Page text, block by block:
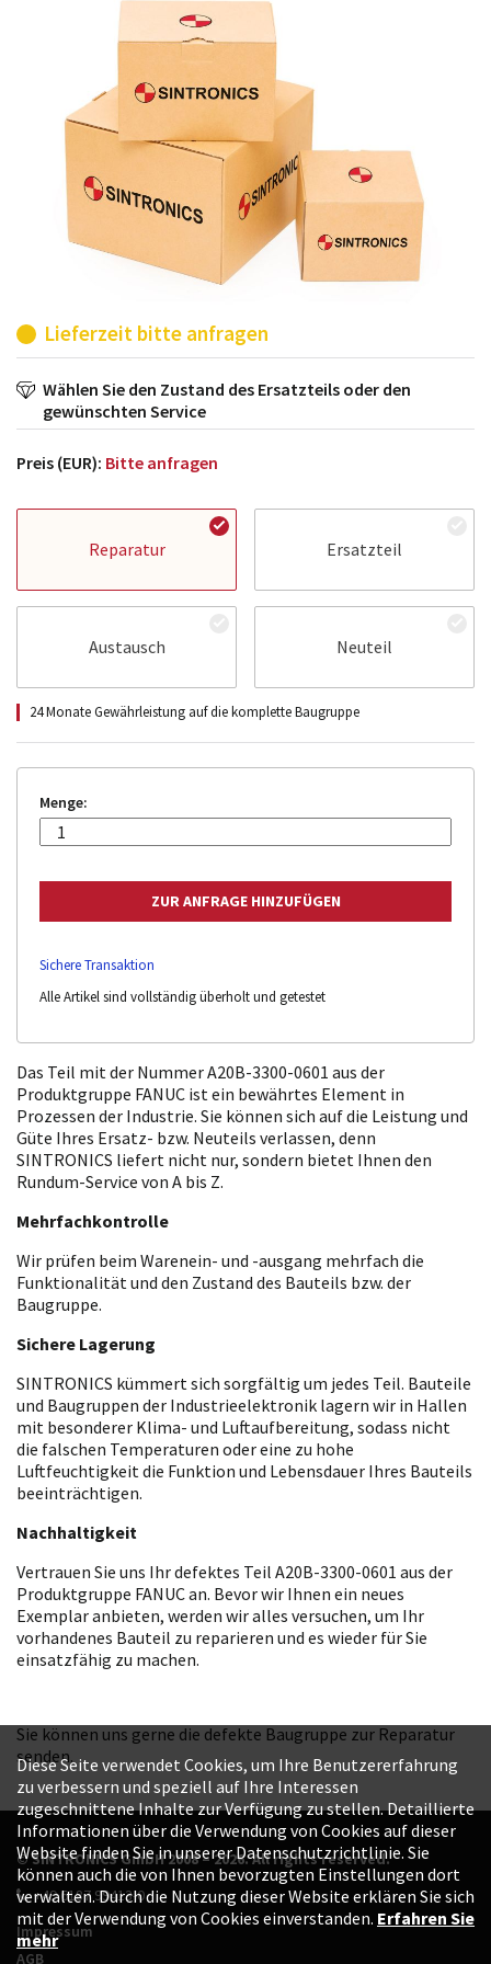
möglich. SINTRONICS ist dann ihr Partner, der
entweder die alten Baugruppen technisch hochwertig
repariert oder ihnen die abgekündigten Baugruppen
aus dem eigenen Lager ersetzt.
Lieferzeit bitte anfragen
Wählen Sie den Zustand des Ersatzteils oder den
gewünschten Service
Preis (EUR): Bitte anfragen
Reparatur Ersatzteil
Austausch Neuteil
24 Monate Gewährleistung auf die komplette Baugruppe
Menge:
Sichere Transaktion
Alle Artikel sind vollständig überholt und getestet
Das Teil mit der Nummer A20B-3300-0601 aus der
Produktgruppe FANUC ist ein bewährtes Element in
Prozessen der Industrie. Sie können sich auf die Leistung und
Güte Ihres Ersatz- bzw. Neuteils verlassen, denn
SINTRONICS liefert nicht nur, sondern bietet Ihnen den
Rundum-Service von A bis Z.
Mehrfachkontrolle
Wir prüfen beim Warenein- und -ausgang mehrfach die
Funktionalität und den Zustand des Bauteils bzw. der
Baugruppe.
Sichere Lagerung
SINTRONICS kümmert sich sorgfältig um jedes Teil. Bauteile
und Baugruppen der Industrieelektronik lagern wir in Hallen
mit besonderer Klima- und Luftaufbereitung, sodass nicht
die falschen Temperaturen oder eine zu hohe
Luftfeuchtigkeit die Funktion und Lebensdauer Ihres Bauteils
beeinträchtigen.
Nachhaltigkeit
Vertrauen Sie uns Ihr defektes Teil A20B-3300-0601 aus der
Produktgruppe FANUC an. Bevor wir Ihnen ein neues
Exemplar anbieten, werden wir alles versuchen, um Ihr
vorhandenes Bauteil zu reparieren und es wieder für Sie
einsatzfähig zu machen.
Sie können uns gerne die defekte Baugruppe zur Reparatur
senden.
© SINTRONICS GmbH 2008 – 2026. All rights reserved.
+49 6187 99413-0
Impressum
AGB
Diese Seite verwendet Cookies, um Ihre Benutzererfahrung
zu verbessern und speziell auf Ihre Interessen
zugeschnittene Inhalte zur Verfügung zu stellen. Detaillierte
Informationen über die Verwendung von Cookies auf dieser
Website finden Sie in unserer Datenschutzrichtlinie. Sie
können auch die von Ihnen bevorzugten Einstellungen dort
verwalten. Durch die Nutzung dieser Website erklären Sie sich
mit der Verwendung von Cookies einverstanden. Erfahren Sie
mehr